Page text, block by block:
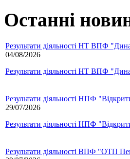
Останні
Результати діяльності НТ ВПФ
04/08/2026
Результати діяльності НТ ВПФ
Результати діяльності НПФ
29/07/2026
Результати діяльності НПФ
Результати діяльності ВПФ "ОТП